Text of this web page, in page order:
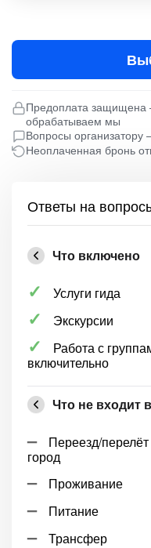
Предоплата защищена
обрабатываем мы
Вопросы
Неоплаченная бронь
Ответы на
Что включено
Услуги гида
Экскурсии
Работа с
включительно
Что не входит
Переезд/
город
Проживание
Питание
Трансфер